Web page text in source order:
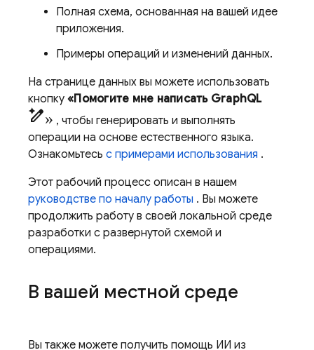
Полная схема, основанная на вашей идее
приложения.
Примеры операций и изменений данных.
На странице данных вы можете использовать
кнопку «Помогите мне написать GraphQL
pen_spark» , чтобы генерировать и выполнять
операции на основе естественного языка.
Ознакомьтесь с примерами использования .
Этот рабочий процесс описан в нашем
руководстве по началу работы . Вы можете
продолжить работу в своей локальной среде
разработки с развернутой схемой и
операциями.
В вашей местной среде
Вы также можете получить помощь ИИ из